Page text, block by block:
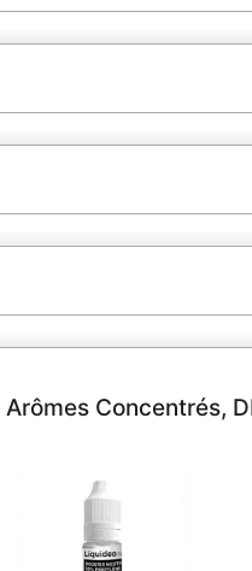
Arômes Concentrés,